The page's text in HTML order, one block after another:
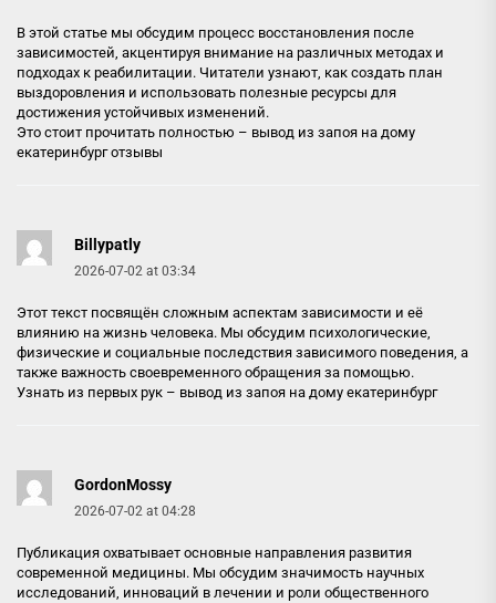
В этой статье мы обсудим процесс восстановления после
зависимостей, акцентируя внимание на различных методах и
подходах к реабилитации. Читатели узнают, как создать план
выздоровления и использовать полезные ресурсы для
достижения устойчивых изменений.
Это стоит прочитать полностью – вывод из запоя на дому
екатеринбург отзывы
Billypatly
2026-07-02 at 03:34
Этот текст посвящён сложным аспектам зависимости и её
влиянию на жизнь человека. Мы обсудим психологические,
физические и социальные последствия зависимого поведения, а
также важность своевременного обращения за помощью.
Узнать из первых рук – вывод из запоя на дому екатеринбург
GordonMossy
2026-07-02 at 04:28
Публикация охватывает основные направления развития
современной медицины. Мы обсудим значимость научных
исследований, инноваций в лечении и роли общественного